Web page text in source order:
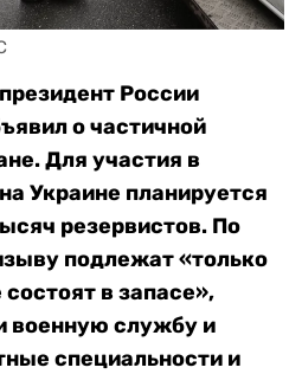
России
о частичной
Для участия в
Украине планируется
резервистов. По
подлежат «только
в запасе»,
военную службу и
специальности и